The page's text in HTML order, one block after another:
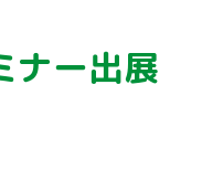
ナー出展